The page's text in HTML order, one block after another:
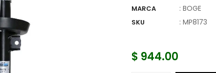
MARCA : BOGE
SKU : MP8173
$ 944.00